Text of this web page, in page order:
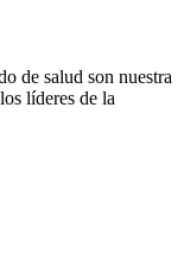
de salud son nuestra
líderes de la